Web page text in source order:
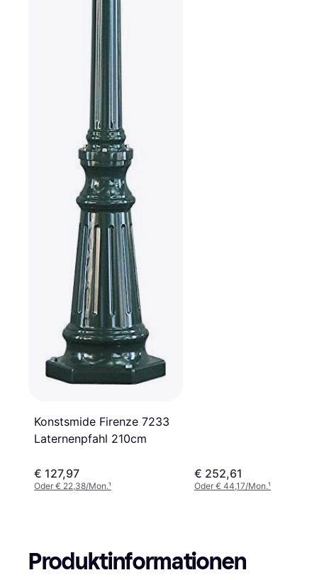
Konstsmide Firenze 7233
Laternenpfahl 210cm
€ 127,97
Oder € 22,38/Mon.¹
€ 252,61
Oder € 44,17/Mon.¹
Produktinformationen